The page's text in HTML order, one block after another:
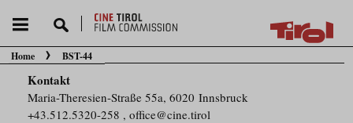
Sie befinden sich hier:
Home BST-44
Kontakt
Maria-Theresien-Straße 55a, 6020 Innsbruck
+43.512.5320-258 ,office@cine.tirol